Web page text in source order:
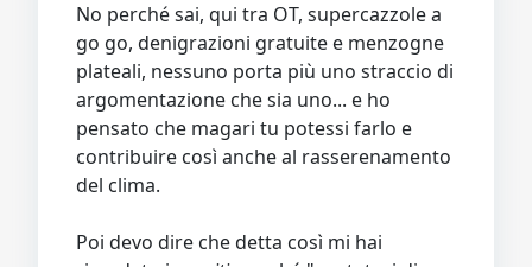
No perché sai, qui tra OT, supercazzole a
go go, denigrazioni gratuite e menzogne
plateali, nessuno porta più uno straccio di
argomentazione che sia uno... e ho
pensato che magari tu potessi farlo e
contribuire così anche al rasserenamento
del clima.
Poi devo dire che detta così mi hai